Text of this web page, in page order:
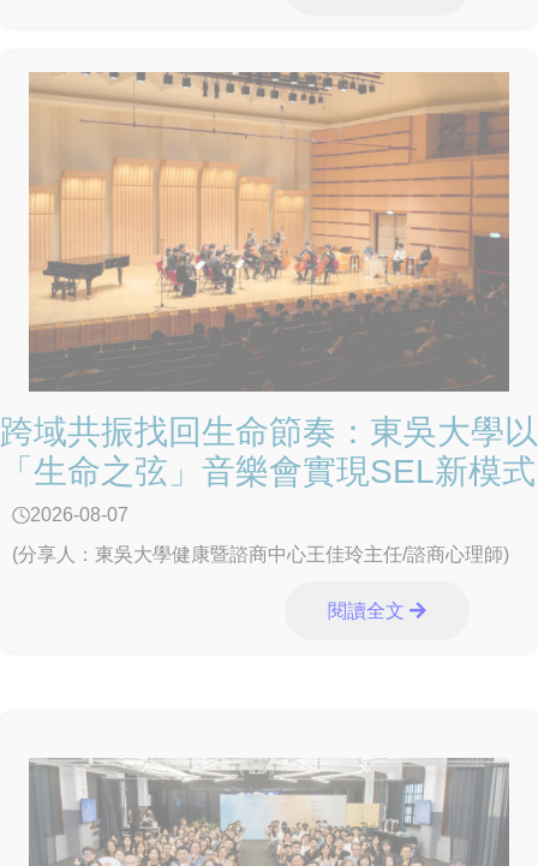
跨域共振找回生命節奏：東吳大學以
「生命之弦」音樂會實現SEL新模式
2026-08-07
(分享人：東吳大學健康暨諮商中心王佳玲主任/諮商心理師)
閱讀全文